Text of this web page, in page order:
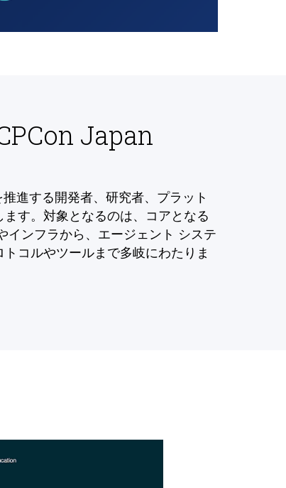
Japan
進する開発者、研究者、プラット
す。対象となるのは、コアとなる
インフラから、エージェント システ
コルやツールまで多岐にわたりま